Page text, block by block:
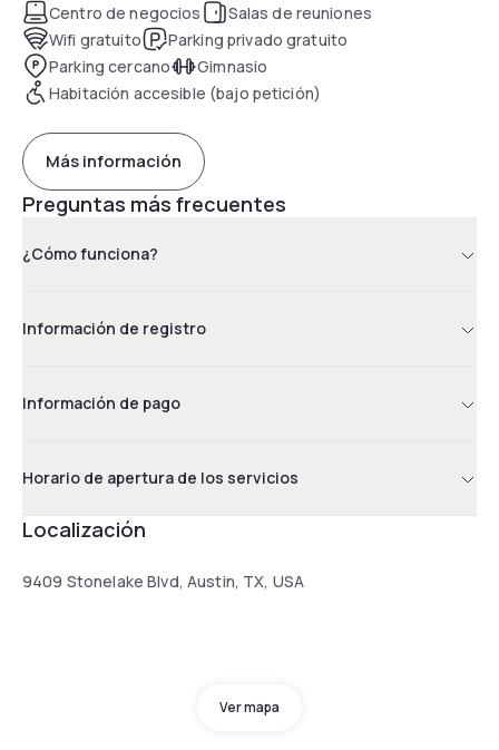
Centro de negocios
Salas de reuniones
Wifi gratuito
Parking privado gratuito
Parking cercano
Gimnasio
Habitación accesible (bajo petición)
Más información
Preguntas más frecuentes
¿Cómo funciona?
Información de registro
Información de pago
Horario de apertura de los servicios
Localización
9409 Stonelake Blvd, Austin, TX, USA
Ver mapa